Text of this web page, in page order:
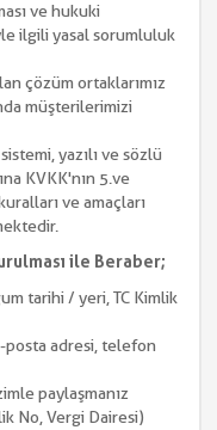
ve hukuki
ilgili yasal sorumluluk
çözüm ortaklarımız
müşterilerimizi
yazılı ve sözlü
KVKK'nın 5.ve
ve amaçları
ile Beraber;
tarihi / yeri, TC Kimlik
posta adresi, telefon
paylaşmanız
No, Vergi Dairesi)